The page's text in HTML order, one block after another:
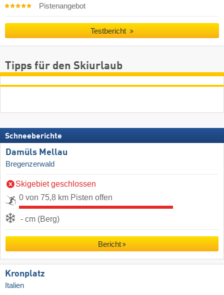
Pistenangebot
Testbericht
Tipps für den Skiurlaub
Schneeberichte
Damüls Mellau
Bregenzerwald
Skigebiet geschlossen
0 von 75,8 km Pisten offen
- cm (Berg)
Bericht
Kronplatz
Italien